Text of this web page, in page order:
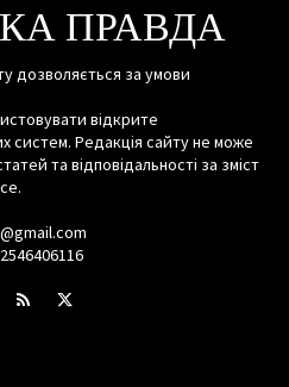
ПРАВДА
дозволяється за умови
відкрите
систем. Редакція сайту не може
та відповідальності за зміст